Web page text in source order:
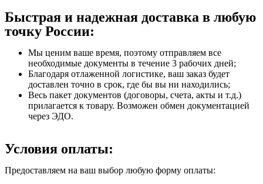
Быстрая и надежная доставка в любую
точку России:
Мы ценим ваше время, поэтому отправляем все
необходимые документы в течение 3 рабочих дней;
Благодаря отлаженной логистике, ваш заказ будет
доставлен точно в срок, где бы вы ни находились;
Весь пакет документов (договоры, счета, акты и т.д.)
прилагается к товару. Возможен обмен документацией
через ЭДО.
Условия оплаты:
Предоставляем на ваш выбор любую форму оплаты: